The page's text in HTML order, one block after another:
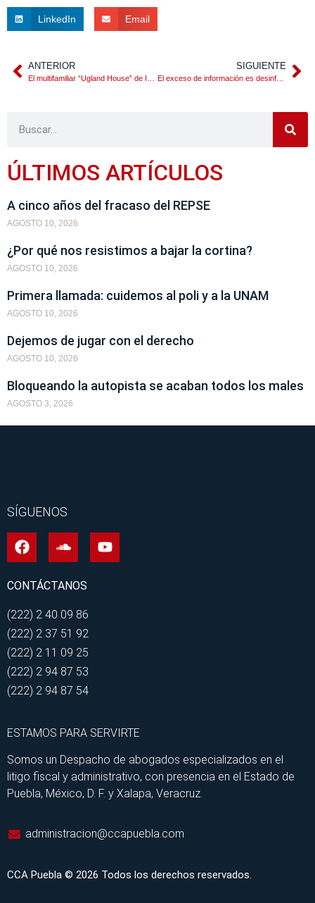
LinkedIn Email
ANTERIOR SIGUIENTE
El exceso de información es desinformación
ÚLTIMOS ARTÍCULOS
A cinco años del fracaso del REPSE
AGOSTO 10, 2026
¿Por qué nos resistimos a bajar la cortina?
AGOSTO 10, 2026
Primera llamada: cuidemos al poli y a la UNAM
AGOSTO 10, 2026
Dejemos de jugar con el derecho
AGOSTO 10, 2026
Bloqueando la autopista se acaban todos los males
AGOSTO 3, 2026
SÍGUENOS
CONTÁCTANOS
(222) 2 40 09 86
(222) 2 37 51 92
(222) 2 11 09 25
(222) 2 94 87 53
(222) 2 94 87 54
ESTAMOS PARA SERVIRTE
Somos un Despacho de abogados especializados en el
litigo fiscal y administrativo, con presencia en el Estado de
Puebla, México, D. F. y Xalapa, Veracruz.
administracion@ccapuebla.com
CCA Puebla © 2026 Todos los derechos reservados.